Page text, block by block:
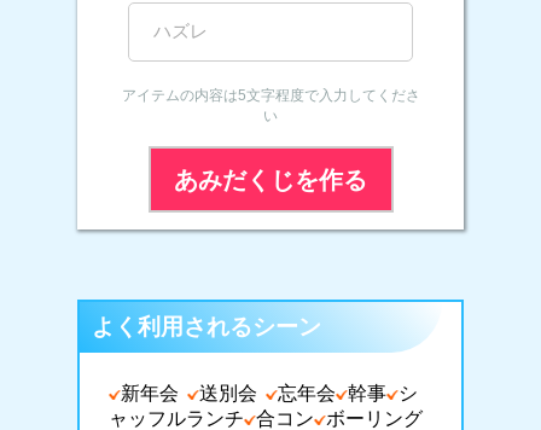
アイテムの内容は5文字程度で入力してくださ
い
あみだくじを作る
よく利用されるシーン
新年会 送別会 忘年会 幹事
シ
ャッフルランチ
合コン
ボーリング